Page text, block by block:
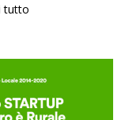
tutto